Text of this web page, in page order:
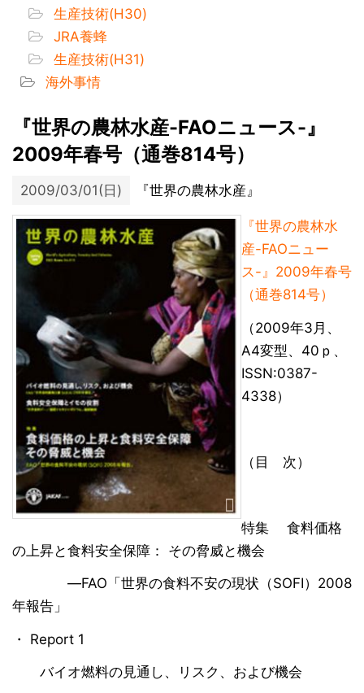
生産技術(H30)
JRA養蜂
生産技術(H31)
海外事情
『世界の農林水産-FAOニュース-』
2009年春号（通巻814号）
2009/03/01(日) 『世界の農林水産』
『世界の農林水
産-FAOニュー
ス-』2009年春号
（通巻814号）
（2009年3月、
A4変型、40ｐ、
ISSN:0387-
4338）
（目 次）
特集 食料価格
の上昇と食料安全保障： その脅威と機会
―FAO「世界の食料不安の現状（SOFI）2008
年報告」
・ Report 1
バイオ燃料の見通し、リスク、および機会